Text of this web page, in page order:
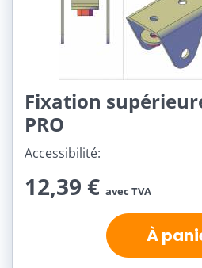
Fixation
PRO
Accessibilité:
12,39 € avec TVA
À